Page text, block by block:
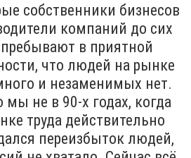
собственники бизнесов
компаний до сих
в приятной
что людей на рынке
и незаменимых нет.
мы не в 90-х годах, когда
труда действительно
переизбыток людей,